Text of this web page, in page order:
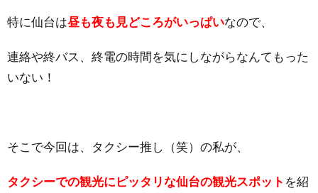
特に仙台は昼も夜も見どころがいっぱいなので、
連絡や終バス、終電の時間を気にしながらなんてもった
いない！
そこで今回は、タクシー推し（笑）の私が、
タクシーでの観光にピッタリな仙台の観光スポット を紹